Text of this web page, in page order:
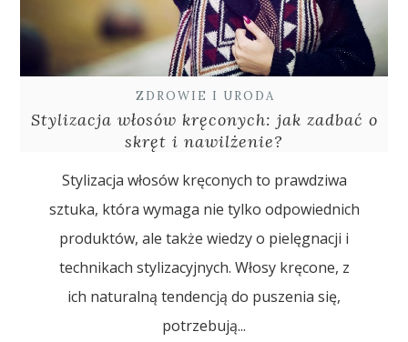
ZDROWIE I URODA
Stylizacja włosów kręconych: jak zadbać o
skręt i nawilżenie?
Stylizacja włosów kręconych to prawdziwa
sztuka, która wymaga nie tylko odpowiednich
produktów, ale także wiedzy o pielęgnacji i
technikach stylizacyjnych. Włosy kręcone, z
ich naturalną tendencją do puszenia się,
potrzebują...